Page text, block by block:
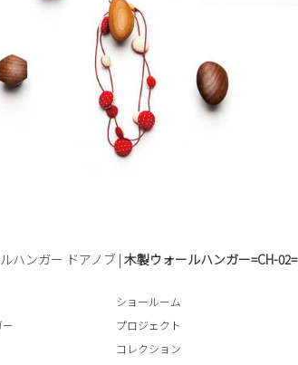
ハンガー ドアノブ | 木製ウォールハンガー=CH-02=
ショールーム
プロジェクト
コレクション